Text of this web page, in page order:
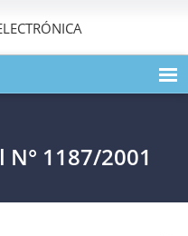
LA PUBLICACIÓN
1187/2001